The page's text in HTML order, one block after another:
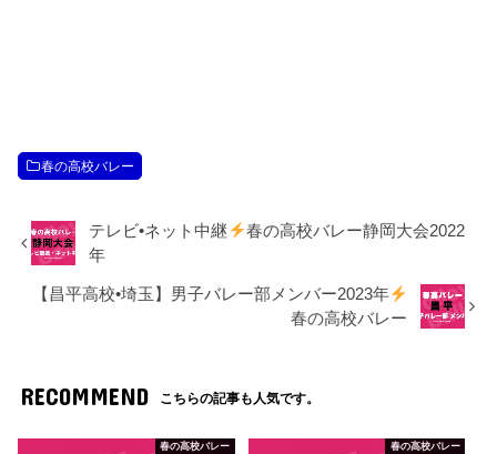
春の高校バレー
テレビ•ネット中継
春の高校バレー静岡大会2022
年
【昌平高校•埼玉】男子バレー部メンバー2023年
春の高校バレー
RECOMMEND こちらの記事も人気です。
春の高校バレー 春の高校バレー